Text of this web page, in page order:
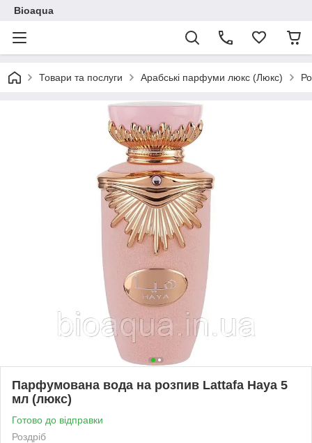
Bioaqua
Товари та послуги Арабські парфуми люкс (Люкс)
Парфумована вода на розпив Lattafa Haya 5
мл (люкс)
Готово до відправки
Роздріб